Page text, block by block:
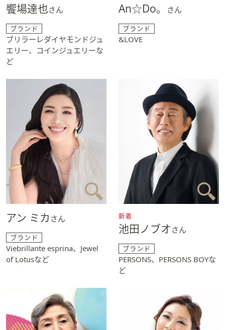
き
ま
す。
饗場達也さん
ブランド
ブリラーレダイヤモンドジュ
エリー、コインジュエリーな
ど
An☆Do。 さん
ブランド
&LOVE
アン ミカ さん
ブランド
Viebrillante esprina、Jewel
of Lotusなど
新着
池田ノブオ さん
ブランド
PERSONS、PERSONS BOYな
ど